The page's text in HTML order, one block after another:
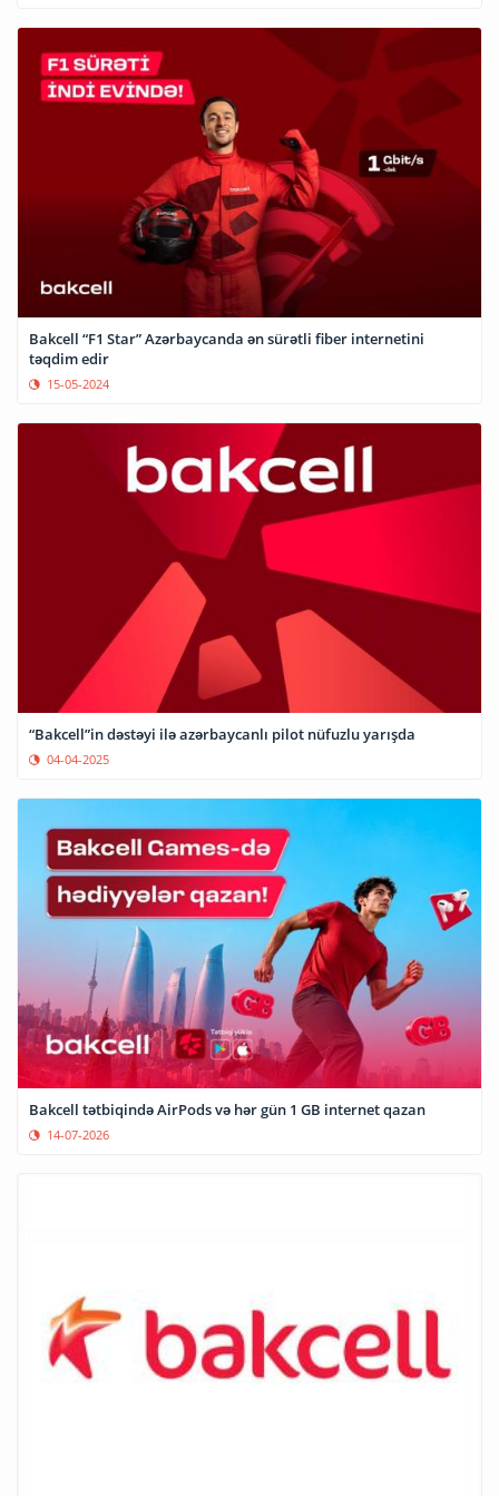
Bakcell “F1 Star” Azərbaycanda ən sürətli fiber internetini
təqdim edir
15-05-2024
“Bakcell”in dəstəyi ilə azərbaycanlı pilot nüfuzlu yarışda
04-04-2025
Bakcell tətbiqində AirPods və hər gün 1 GB internet qazan
14-07-2026